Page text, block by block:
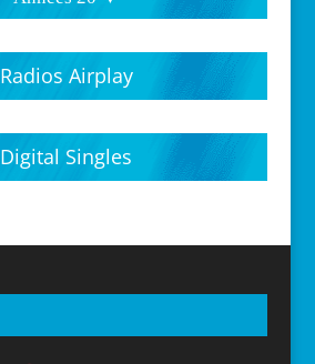
Radios Airplay
Digital Singles